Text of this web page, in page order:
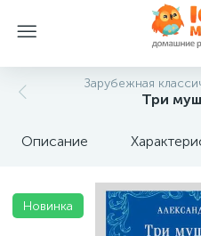
Зарубежная
Три
Описание
Новинка